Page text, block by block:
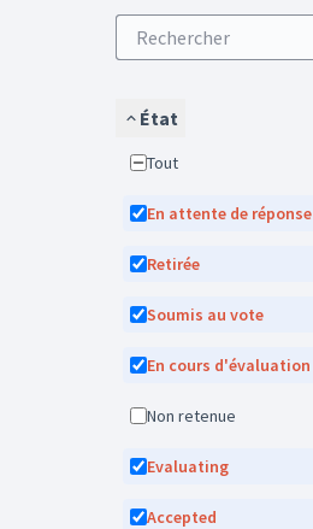
État
Tout
En attente de réponse
Retirée
Soumis au vote
En cours d'évaluation
Non retenue
Evaluating
Accepted